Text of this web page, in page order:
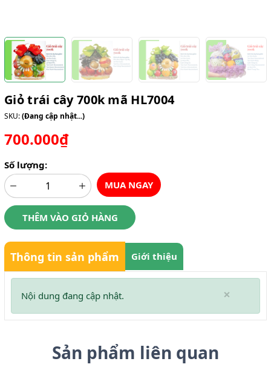
Giỏ trái cây 700k mã HL7004
SKU:(Đang cập nhật...)
700.000₫
Số lượng:
MUA NGAY
THÊM VÀO GIỎ HÀNG
Thông tin sản phẩm Giới thiệu
×
Nội dung đang cập nhật.
Sản phẩm liên quan